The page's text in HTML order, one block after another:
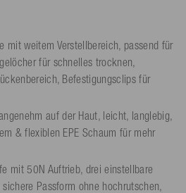
mit weitem Verstellbereich, passend für
für schnelles trocknen,
Befestigungsclips für
auf der Haut, leicht, langlebig,
& flexiblen EPE Schaum für mehr
mit 50N Auftrieb, drei einstellbare
Passform ohne hochrutschen,